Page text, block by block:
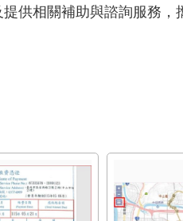
供相關補助與諮詢服務，